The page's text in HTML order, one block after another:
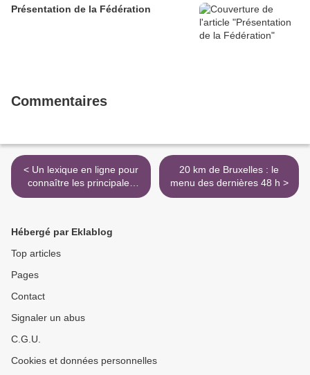
Présentation de la Fédération
Commentaires
< Un lexique en ligne pour
connaître les principales
définitions de l'univers du
20 km de Bruxelles : le
menu des dernières 48 h >
Hébergé par Eklablog
Top articles
Pages
Contact
Signaler un abus
C.G.U.
Cookies et données personnelles